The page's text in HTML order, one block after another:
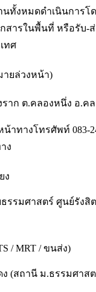
นทั้งหมดดำเนินการ
สารในพื้นที่ หรือรับ-
ทศ
ยล่วงหน้า)
ราก ต.คลองหนึ่ง อ.ค
าทางโทรศัพท์ 083-
ง
ง
รรมศาสตร์ ศูนย์รังสิต
/ MRT / ขนส่ง)
ง (สถานี ม.ธรรมศาส